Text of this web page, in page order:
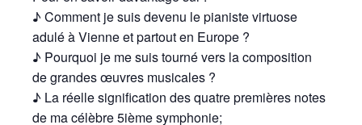
♪ Comment je suis devenu le pianiste virtuose
adulé à Vienne et partout en Europe ?
♪ Pourquoi je me suis tourné vers la composition
de grandes œuvres musicales ?
♪ La réelle signification des quatre premières notes
de ma célèbre 5ième symphonie;